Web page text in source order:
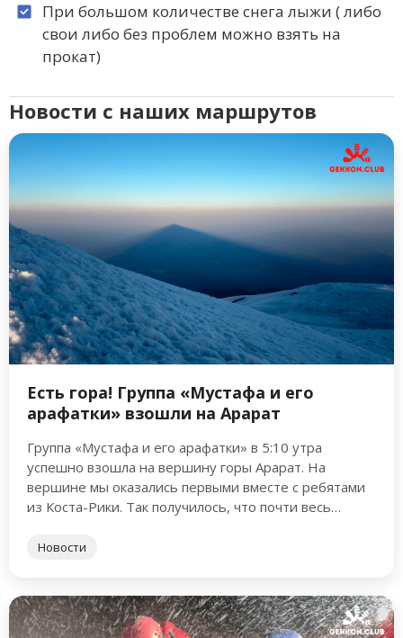
При большом количестве снега лыжи ( либо
свои либо без проблем можно взять на
прокат)
Новости с наших маршрутов
Есть гора! Группа «Мустафа и его
арафатки» взошли на Арарат
Группа «Мустафа и его арафатки» в 5:10 утра
успешно взошла на вершину горы Арарат. На
вершине мы оказались первыми вместе с ребятами
из Коста-Рики. Так получилось, что почти весь
Новости